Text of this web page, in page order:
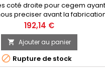
coté droite pour cegem
preciser avant la
type de bouchon que vous
Prix
192,14 €
 Ajouter au panier
 Rupture de stock